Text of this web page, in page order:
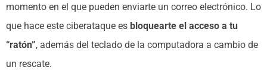
momento en el que pueden enviarte un correo electrónico. Lo
que hace este ciberataque es bloquearte el acceso a tu
“ratón”, además del teclado de la computadora a cambio de
un rescate.